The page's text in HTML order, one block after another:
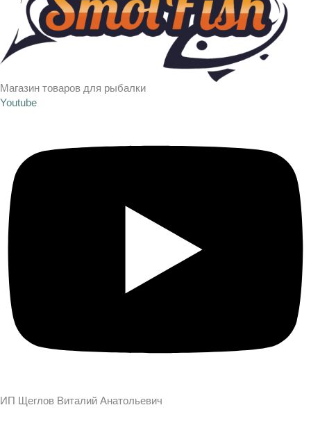
Магазин товаров для рыбалки
Youtube
ИП Щеглов Виталий Анатольевич